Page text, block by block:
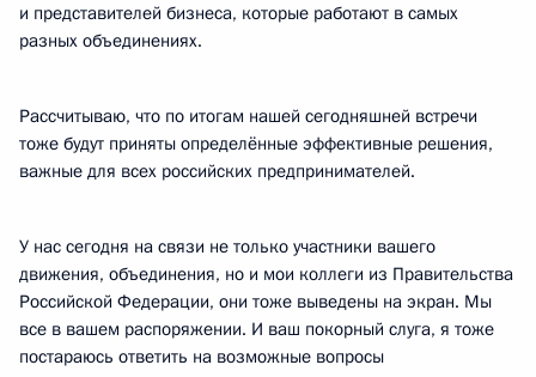
и представителей бизнеса, которые работают в самых
разных объединениях.
Рассчитываю, что по итогам нашей сегодняшней встречи
тоже будут приняты определённые эффективные решения,
важные для всех российских предпринимателей.
У нас сегодня на связи не только участники вашего
движения, объединения, но и мои коллеги из Правительства
Российской Федерации, они тоже выведены на экран. Мы
все в вашем распоряжении. И ваш покорный слуга, я тоже
постараюсь ответить на возможные вопросы